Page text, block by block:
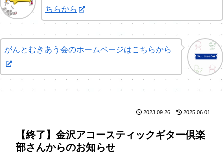
ちらから
がんとむきあう会のホームページはこちらから
【終了】金沢アコースティックギター倶楽
部さんからのお知らせ
2023.09.26 2025.06.01